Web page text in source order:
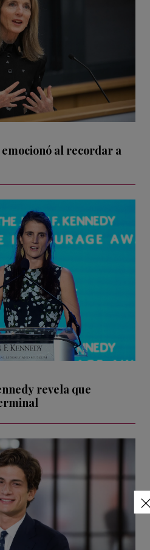
al recordar a
revela que